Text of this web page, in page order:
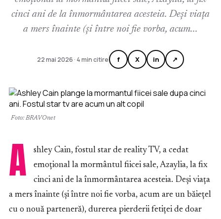
cinci ani de la înmormântarea acesteia. Deși viața
a mers înainte (și între noi fie vorba, acum...
22 mai 2026 · 4 min citire f X in ↗
Foto: BRAVOnet
A
shley Cain, fostul star de reality TV, a cedat
emoțional la mormântul fiicei sale, Azaylia, la fix
cinci ani de la înmormântarea acesteia. Deși viața
a mers înainte (și între noi fie vorba, acum are un băiețel
cu o nouă parteneră), durerea pierderii fetiței de doar